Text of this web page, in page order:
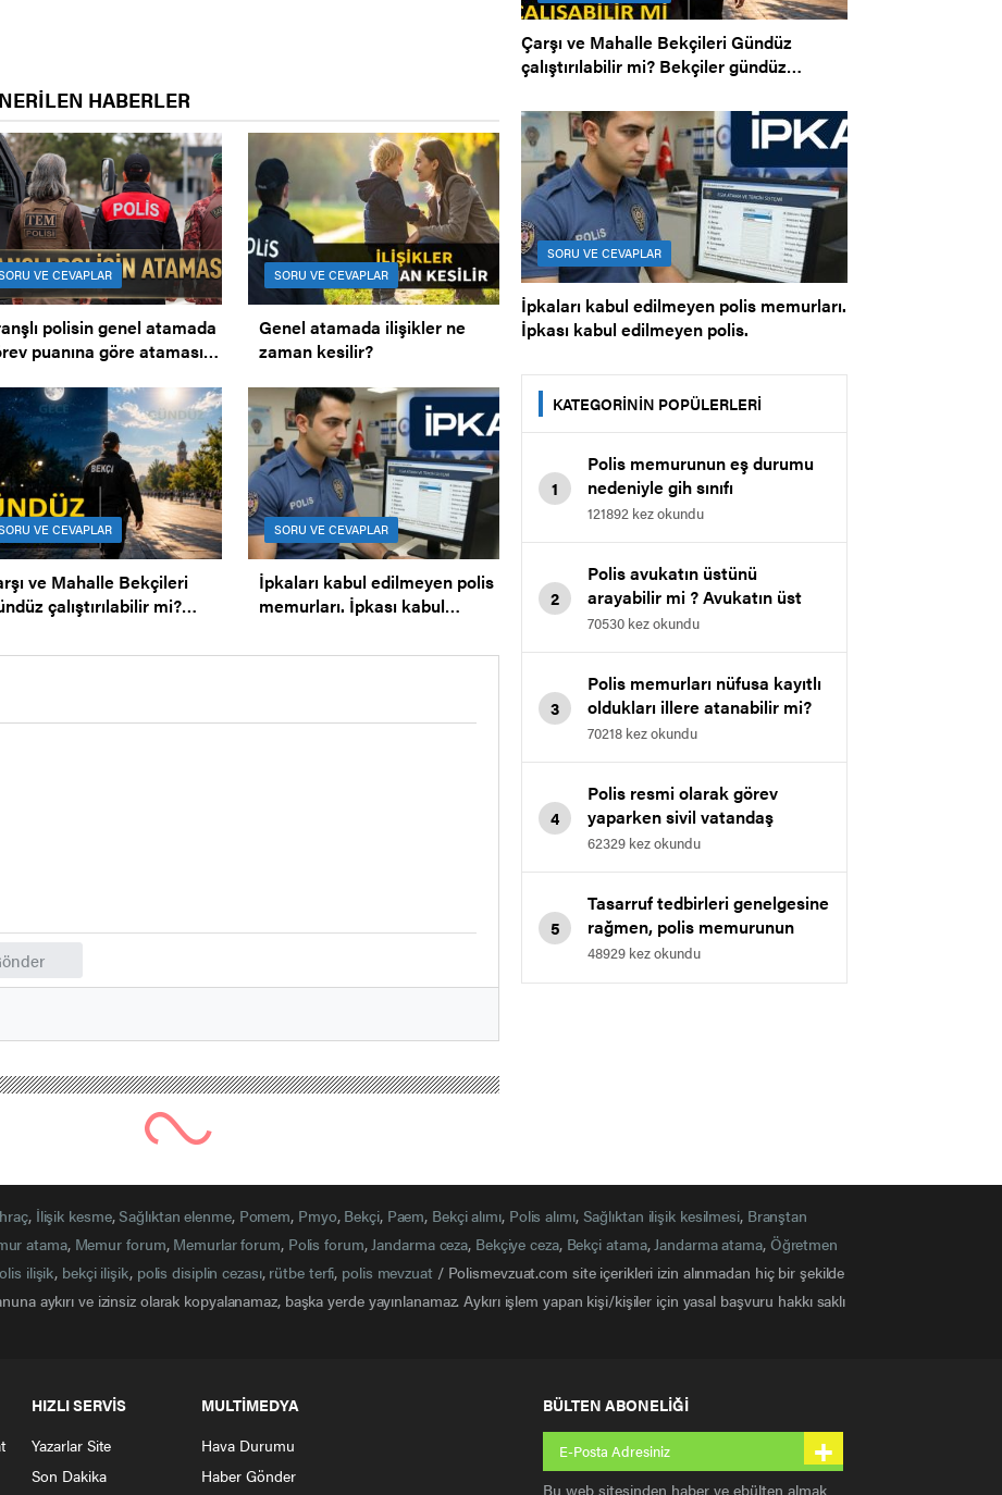
HABERLER
VE CEVAPLAR
polisin genel atamada
puanına göre ataması.
SORU VE CEVAPLAR
Genel atamada ilişikler ne
zaman kesilir?
VE CEVAPLAR
ve Mahalle Bekçileri
çalıştırılabilir mi?
SORU VE CEVAPLAR
İpkaları kabul edilmeyen polis
memurları. İpkası kabul
Çarşı ve Mahalle Bekçileri Gündüz
çalıştırılabilir mi? Bekçiler gündüz
SORU VE CEVAPLAR
İpkaları kabul edilmeyen polis memurları.
İpkası kabul edilmeyen polis.
KATEGORİNİN POPÜLERLERİ
1
Polis memurunun eş durumu
nedeniyle gih sınıfı
memurluğuna geçmesi.
121892 kez okundu
2
Polis avukatın üstünü
arayabilir mi ? Avukatın üst
araması.
70530 kez okundu
3
Polis memurları nüfusa kayıtlı
oldukları illere atanabilir mi?
70218 kez okundu
4
Polis resmi olarak görev
yaparken sivil vatandaş
polisten kimliğini göstermesini
62329 kez okundu
5
Tasarruf tedbirleri genelgesine
rağmen, polis memurunun
derece kademesi 3 ün 1 ine
48929 kez okundu
Hakkının Kullanımına İlişkin Yönetmelik Resmi Gazetede yayımlanarak yürürlüğe girdi.
İç Güvenlik Fakültesi alımı duyurusu.
2026 yılı İGF alımı.